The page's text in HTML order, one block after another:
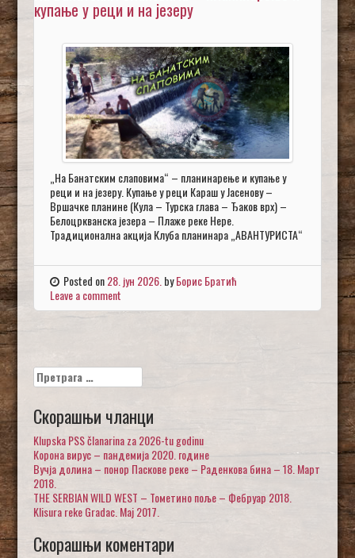
купање у реци и на језеру
„На Банатским слаповима“ – планинарење и купање у
реци и на језеру. Купање у реци Караш у Јасенову –
Вршачке планине (Кула – Турска глава – Ђаков врх) –
Белоцркванска језера – Плаже реке Нере.
Традиционална акција Клуба планинара „АВАНТУРИСТА“
Posted on28. јун 2026. byБорис Братић
Leave a comment
Претрага
за:
Скорашњи чланци
Klupska PSS članarina za 2026-tu godinu
Корона вирус – пандемија 2020. године
Вучја долина – понор Паскове реке – Раденкова бина – 18. Март
2018.
THE SERBIAN WILD WEST – Тометино поље – Фебруар 2018.
Klisura reke Gradac. Maj 2017.
Скорашњи коментари